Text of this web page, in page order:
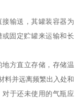
输送，其罐装容器为
或固定贮罐来运输和长
方直立存储，存储温
料并远离频繁出入处和
于还未使用的气瓶应